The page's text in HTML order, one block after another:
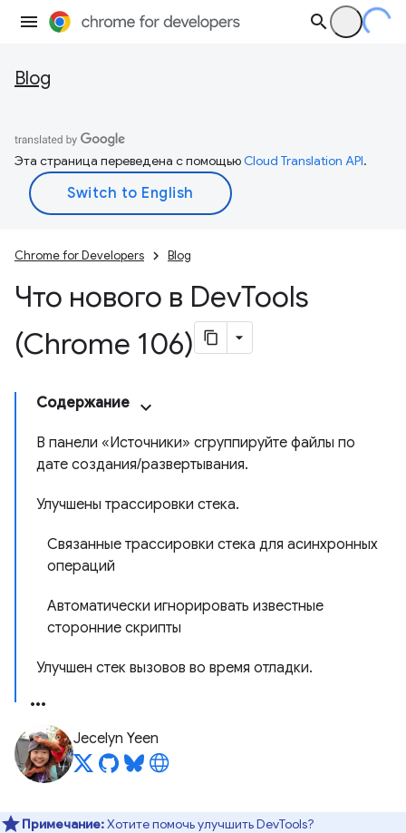
Blog
Эта страница переведена с помощьюCloud Translation API.
Chrome for Developers Blog
Что нового в DevTools
(Chrome 106)
Содержание
В панели «Источники» сгруппируйте файлы по
дате создания/развертывания.
Улучшены трассировки стека.
Связанные трассировки стека для асинхронных
операций
Автоматически игнорировать известные
сторонние скрипты
Улучшен стек вызовов во время отладки.
Jecelyn Yeen
Примечание:Хотите помочь улучшить DevTools?